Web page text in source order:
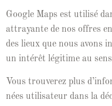
Google Maps est util­isé
attrayante de nos offres
des lieux que nous avons
un intérêt légitime au
Vous trou­verez plus
nées util­isa­teur dans la